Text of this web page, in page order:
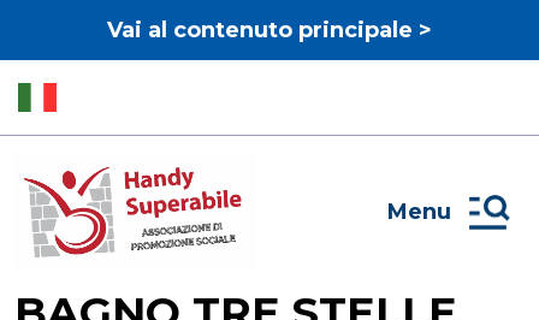
Vai al contenuto principale >
Menu